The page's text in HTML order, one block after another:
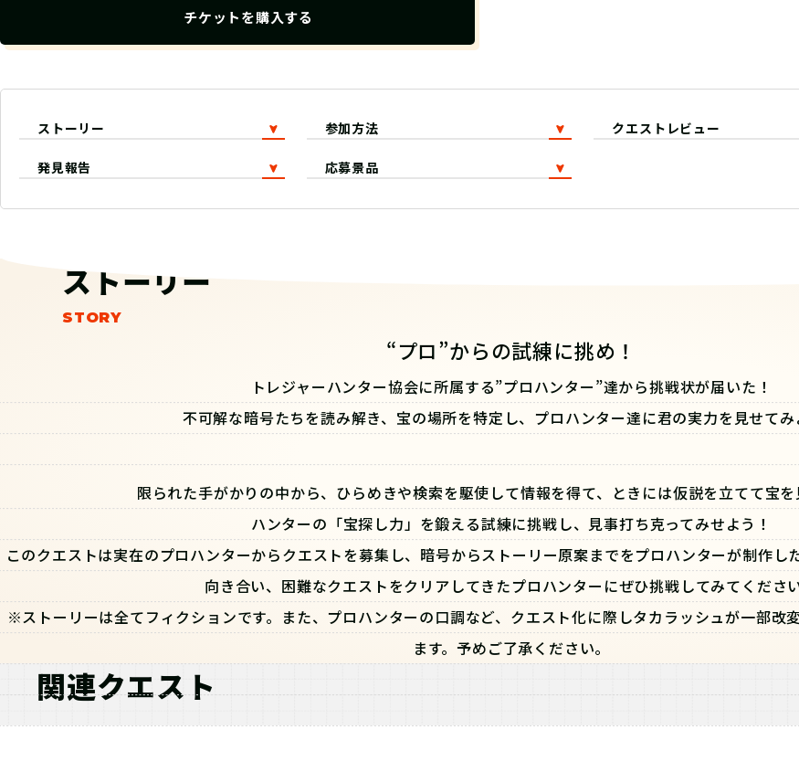
チケットを購入する
ストーリー 参加方法 クエストレビュー
発見報告 応募景品
ストーリー
“プロ”からの試練に挑め！
トレジャーハンター協会に所属する”プロハンター”達から挑戦状が届いた！
不可解な暗号たちを読み解き、宝の場所を特定し、プロハンター達に君の実力を見せてみ
限られた手がかりの中から、ひらめきや検索を駆使して情報を得て、ときには仮説を立てて宝を
ハンターの「宝探し力」を鍛える試練に挑戦し、見事打ち克ってみせよう！
このクエストは実在のプロハンターからクエストを募集し、暗号からストーリー原案までをプロハンターが制作し
向き合い、困難なクエストをクリアしてきたプロハンターにぜひ挑戦してみてください
※ストーリーは全てフィクションです。また、プロハンターの口調など、クエスト化に際しタカラッシュが一部改
ます。予めご了承ください。
関連クエスト